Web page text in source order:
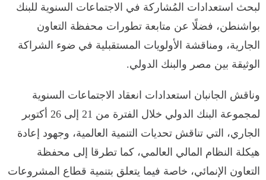
لبحث استعدادات المُشاركة في الاجتماعات السنوية للبنك
بواشنطن، فضلًا عن متابعة تطورات محفظة التعاون
الجارية، ومناقشة الأولويات المستقبلية في ضوء الشراكة
الوثيقة بين مصر والبنك الدولي.
وناقش الجانبان استعدادات انعقاد الاجتماعات السنوية
لمجموعة البنك الدولي خلال الفترة من 21 إلى 26 أكتوبر
الجاري، التي تناقش تحديات التنمية العالمية، وجهود إعادة
هيكلة النظام المالي العالمي، كما تطرقا إلى محفظة
التعاون الإنمائي، خاصة فيما يتعلق بتنمية قطاع المشروعات